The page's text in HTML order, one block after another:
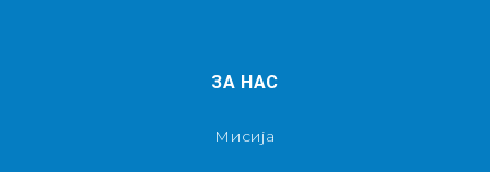
ЗА НАС
Мисија